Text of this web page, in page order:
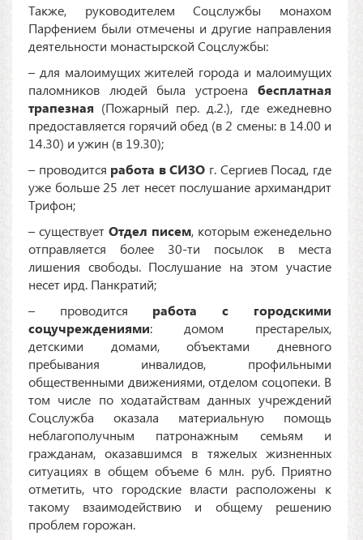
Также, руководителем Соцслужбы монахом
Парфением были отмечены и другие направления
деятельности монастырской Соцслужбы:
– для малоимущих жителей города и малоимущих
паломников людей была устроена бесплатная
трапезная (Пожарный пер. д.2.), где ежедневно
предоставляется горячий обед (в 2 смены: в 14.00 и
14.30) и ужин (в 19.30);
– проводится работа в СИЗО г. Сергиев Посад, где
уже больше 25 лет несет послушание архимандрит
Трифон;
– существует Отдел писем, которым еженедельно
отправляется более 30-ти посылок в места
лишения свободы. Послушание на этом участие
несет ирд. Панкратий;
– проводится работа с городскими
соцучреждениями: домом престарелых,
детскими домами, объектами дневного
пребывания инвалидов, профильными
общественными движениями, отделом соцопеки. В
том числе по ходатайствам данных учреждений
Соцслужба оказала материальную помощь
неблагополучным патронажным семьям и
гражданам, оказавшимся в тяжелых жизненных
ситуациях в общем объеме 6 млн. руб. Приятно
отметить, что городские власти расположены к
такому взаимодействию и общему решению
проблем горожан.